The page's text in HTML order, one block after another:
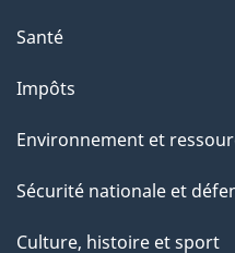
Santé
Impôts
Environnement et
Sécurité nationale et
Culture, histoire et sport